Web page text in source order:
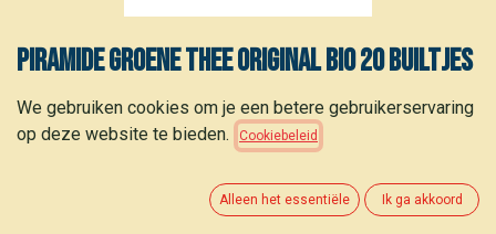
Piramide Groene thee original bio 20 builtjes
3,30€ (0,17€ /builtje)
We gebruiken cookies om je een betere gebruikerservaring
op deze website te bieden.
Cookiebeleid
Alleen het essentiële Ik ga akkoord